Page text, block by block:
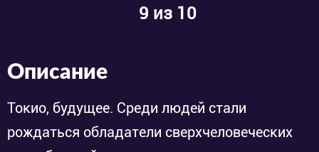
9 из 10
Описание
Токио, будущее. Среди людей стали
рождаться обладатели сверхчеловеческих